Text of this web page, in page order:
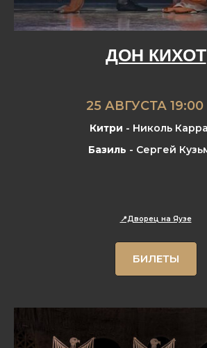
ДОН КИХОТ
25 АВГУСТА
Китри - Николь
Базиль - Сергей
📍Дворец на Яузе
БИЛЕТЫ